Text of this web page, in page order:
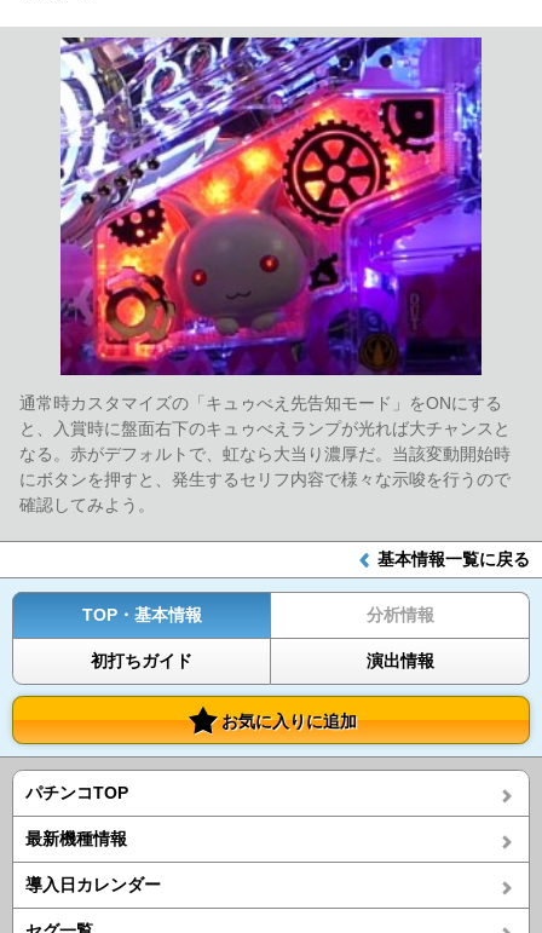
通常時カスタマイズの「キュゥべえ先告知モード」をONにする
と、入賞時に盤面右下のキュゥべえランプが光れば大チャンスと
なる。赤がデフォルトで、虹なら大当り濃厚だ。当該変動開始時
にボタンを押すと、発生するセリフ内容で様々な示唆を行うので
確認してみよう。
基本情報一覧に戻る
TOP・基本情報 分析情報
初打ちガイド 演出情報
お気に入りに追加
パチンコTOP
最新機種情報
導入日カレンダー